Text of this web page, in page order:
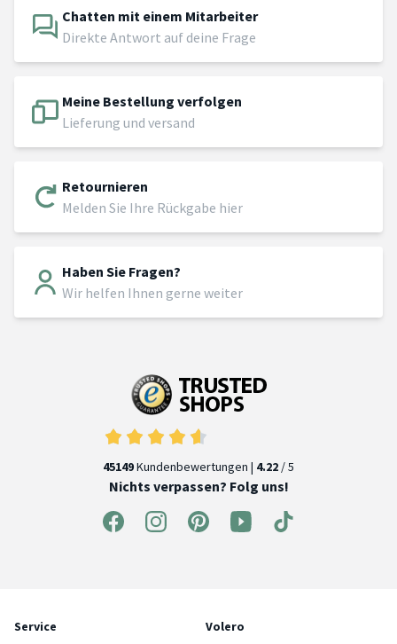
Chatten mit einem Mitarbeiter
Direkte Antwort auf deine Frage
Meine Bestellung verfolgen
Lieferung und versand
Retournieren
Melden Sie Ihre Rückgabe hier
Haben Sie Fragen?
Wir helfen Ihnen gerne weiter
45149Kundenbewertungen | 4.22 / 5
Nichts verpassen? Folg uns!
Service Volero